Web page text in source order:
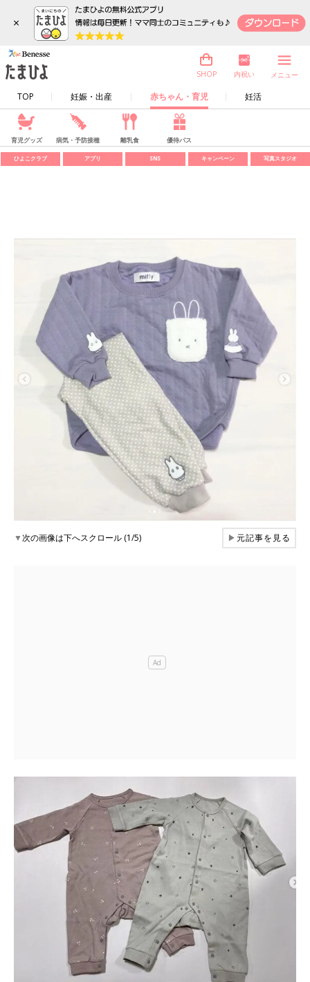
×
TOP 妊娠・出産 赤ちゃん・育児 妊活
SHOP 内祝い メニュー
育児グッズ 病気・予防接種 離乳食 優待パス
ひよこクラブ アプリ SNS キャンペーン 写真スタジオ
▼次の画像は下へスクロール (1/5) ▶元記事を見る